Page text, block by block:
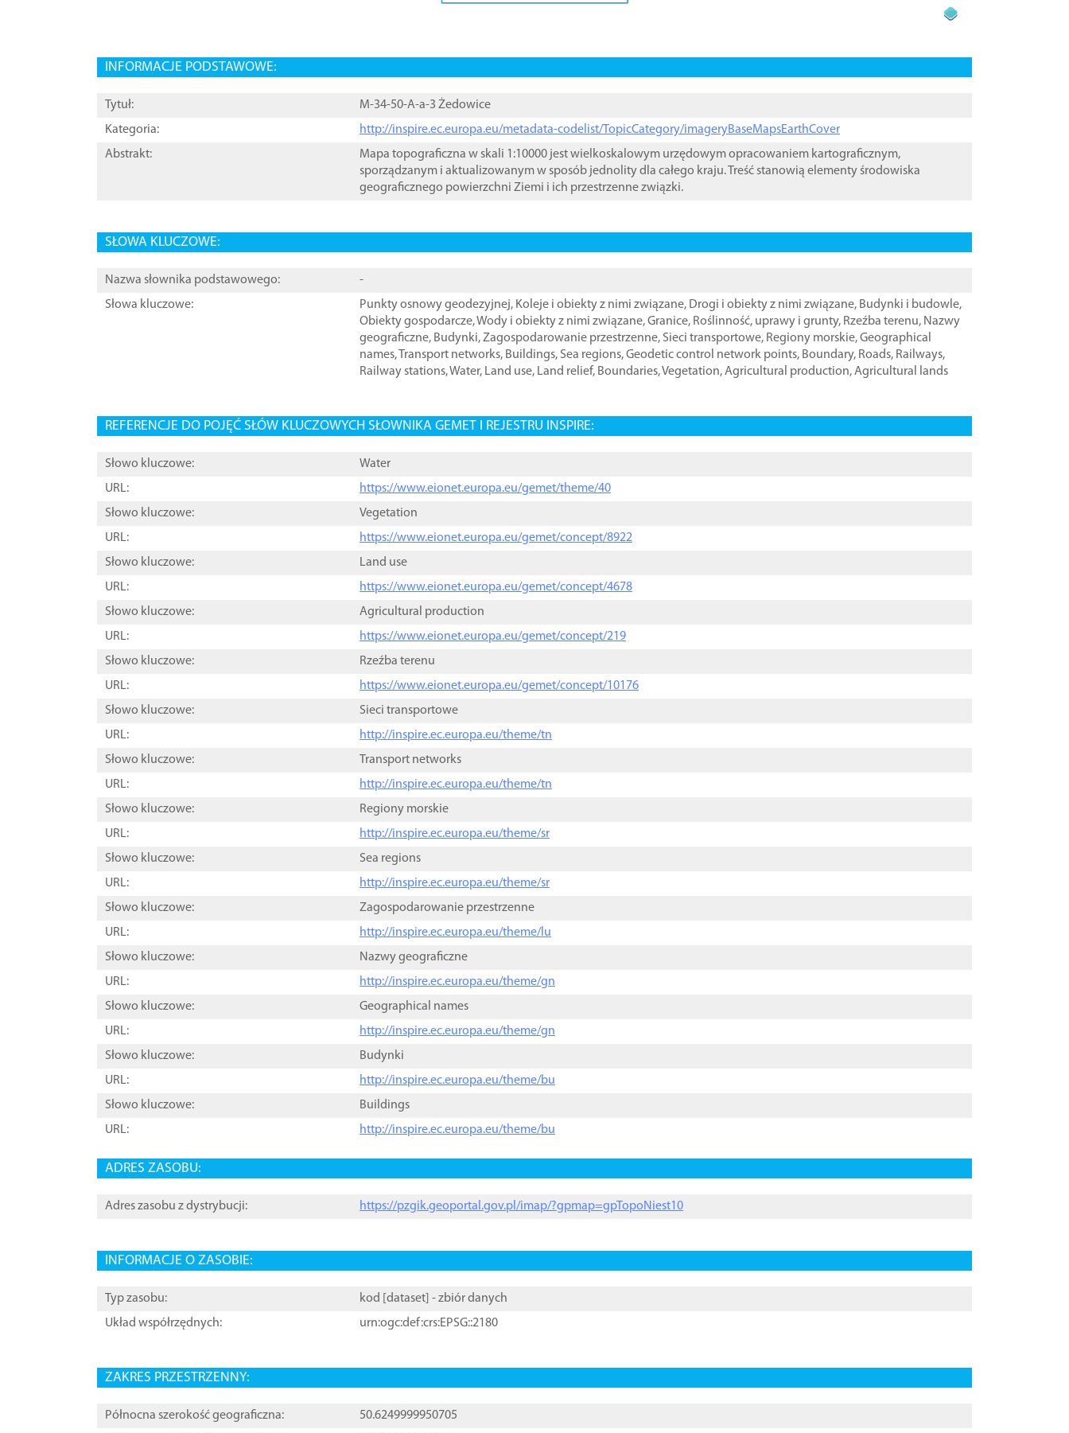
INFORMACJE PODSTAWOWE:
Tytuł:
M-34-50-A-a-3 Żedowice
Kategoria:
http://inspire.ec.europa.eu/metadata-codelist/TopicCategory/imageryBaseMapsEarthCover
Abstrakt:
Mapa topograficzna w skali 1:10000 jest wielkoskalowym urzędowym opracowaniem kartograficznym,
sporządzanym i aktualizowanym w sposób jednolity dla całego kraju. Treść stanowią elementy środowiska
geograficznego powierzchni Ziemi i ich przestrzenne związki.
SŁOWA KLUCZOWE:
Nazwa słownika podstawowego:
-
Słowa kluczowe:
Punkty osnowy geodezyjnej, Koleje i obiekty z nimi związane, Drogi i obiekty z nimi związane, Budynki i budowle,
Obiekty gospodarcze,Wody i obiekty z nimi związane,Granice, Roślinność, uprawy i grunty, Rzeźba terenu, Nazwy
geograficzne, Budynki,Zagospodarowanie przestrzenne, Sieci transportowe, Regiony morskie,Geographical
names,Transport networks, Buildings, Sea regions,Geodetic control network points, Boundary, Roads, Railways,
Railway stations,Water, Land use, Land relief, Boundaries,Vegetation,Agricultural production,Agricultural lands
REFERENCJE DO POJĘĆ SŁÓW KLUCZOWYCH SŁOWNIKA GEMET I REJESTRU INSPIRE:
Słowo kluczowe:
Water
URL:
https://www.eionet.europa.eu/gemet/theme/40
Słowo kluczowe:
Vegetation
URL:
https://www.eionet.europa.eu/gemet/concept/8922
Słowo kluczowe:
Land use
URL:
https://www.eionet.europa.eu/gemet/concept/4678
Słowo kluczowe:
Agricultural production
URL:
https://www.eionet.europa.eu/gemet/concept/219
Słowo kluczowe:
Rzeźba terenu
URL:
https://www.eionet.europa.eu/gemet/concept/10176
Słowo kluczowe:
Sieci transportowe
URL:
http://inspire.ec.europa.eu/theme/tn
Słowo kluczowe:
Transport networks
URL:
http://inspire.ec.europa.eu/theme/tn
Słowo kluczowe:
Regiony morskie
URL:
http://inspire.ec.europa.eu/theme/sr
Słowo kluczowe:
Sea regions
URL:
http://inspire.ec.europa.eu/theme/sr
Słowo kluczowe:
Zagospodarowanie przestrzenne
URL:
http://inspire.ec.europa.eu/theme/lu
Słowo kluczowe:
Nazwy geograficzne
URL:
http://inspire.ec.europa.eu/theme/gn
Słowo kluczowe:
Geographical names
URL:
http://inspire.ec.europa.eu/theme/gn
Słowo kluczowe:
Budynki
URL:
http://inspire.ec.europa.eu/theme/bu
Słowo kluczowe:
Buildings
URL:
http://inspire.ec.europa.eu/theme/bu
ADRES ZASOBU:
Adres zasobu z dystrybucji: https://pzgik.geoportal.gov.pl/imap/?gpmap=gpTopoNiest10
INFORMACJE O ZASOBIE:
Typ zasobu: kod [ dataset ] - zbiór danych
Układ współrzędnych:
urn:ogc:def:crs:EPSG::2180
ZAKRES PRZESTRZENNY:
Północna szerokość geograficzna:
50.6249999950705